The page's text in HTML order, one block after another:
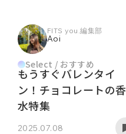
FITS you.編集部
Aoi
Select / おすすめ
もうすぐバレンタイ
ン！チョコレートの香
水特集
2025.07.08